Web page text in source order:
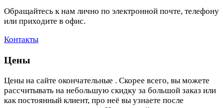
Обращайтесь к нам лично по электронной почте, телефону
или приходите в офис.
Контакты
Цены
Цены на сайте окончательные . Скорее всего, вы можете
рассчитывать на небольшую скидку за большой заказ или
как постоянный клиент, про неё вы узнаете после